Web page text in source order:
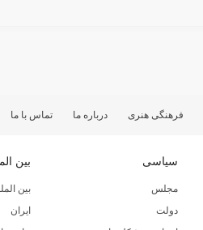
فرهنگی هنری درباره ما تماس با ما
سیاسی
مجلس
دولت
بین
بین
ایران